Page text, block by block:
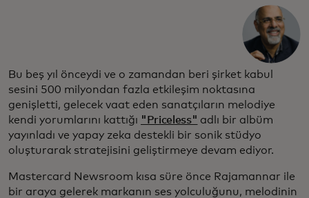
Bu beş yıl önceydi ve o zamandan beri şirket kabul
sesini 500 milyondan fazla etkileşim noktasına
genişletti, gelecek vaat eden sanatçıların melodiye
kendi yorumlarını kattığı "Priceless" adlı bir albüm
yayınladı ve yapay zeka destekli bir sonik stüdyo
oluşturarak stratejisini geliştirmeye devam ediyor.
Mastercard Newsroom kısa süre önce Rajamannar ile
bir araya gelerek markanın ses yolculuğunu, melodinin